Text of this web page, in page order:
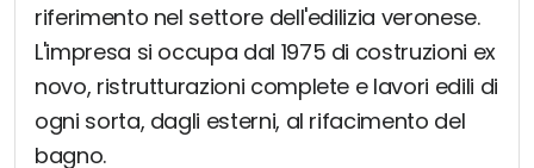
riferimento nel settore dell'edilizia veronese.
L'impresa si occupa dal 1975 di costruzioni ex
novo, ristrutturazioni complete e lavori edili di
ogni sorta, dagli esterni, al rifacimento del
bagno.